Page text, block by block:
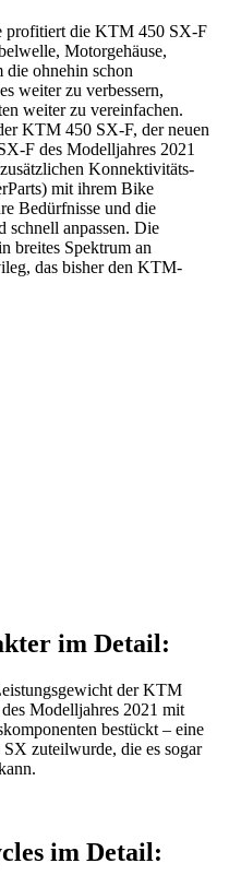
profitiert die KTM 450 SX-F
Motorgehäuse,
die ohnehin schon
weiter zu verbessern,
weiter zu vereinfachen.
KTM 450 SX-F, der neuen
F des Modelljahres 2021
Konnektivitäts-
mit ihrem Bike
Bedürfnisse und die
schnell anpassen. Die
breites Spektrum an
das bisher den KTM-
im Detail:
der KTM
Modelljahres 2021 mit
bestückt – eine
zuteilwurde, die es sogar
im Detail: